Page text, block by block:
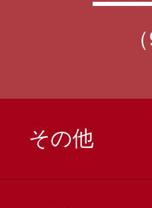
その他